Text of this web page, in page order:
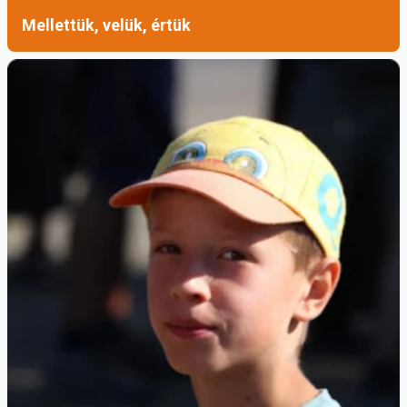
https://franka-egom.ferences.eu/index.php?
id=felveteli
YouTube-csatornánk:
https://www.youtube.com/watch?
v=q7lhP0tDo-Q…
Fotó: Milotai Richárd
További információk az iskoláról:
franka-
egom.ferences.eu
Mellettük, velük, értük